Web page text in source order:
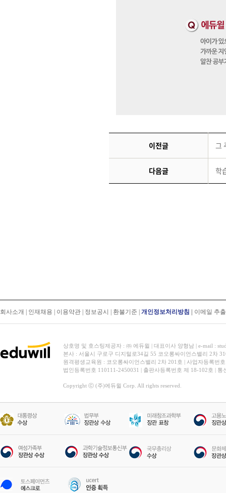
이전글 그
다음글 학
회사소개 인재채용 이용약관 정보공시 환불기준 개인정보처리방침 이메일 추
상호명 및 호스팅제공자 : ㈜ 에듀윌 | 대표이사 양형남 | e-mail :
본사 : 서울시 구로구 디지털로34길 55 코오롱싸이언스밸리 2차
원격평생교육원 : 코오롱싸이언스밸리 2차 201호 | 사업자등록번
법인등록번호 110111-2450031 | 출판사등록번호 제 18-102호 |
Copyright ⓒ (주)에듀윌 Corp. All rights reserved.